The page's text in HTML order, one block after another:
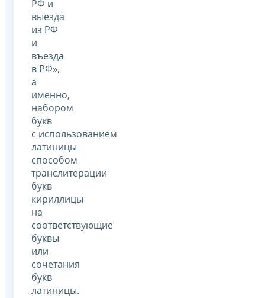
РФ и
выезда
из РФ
и
въезда
в РФ»,
а
именно,
набором
букв
с использованием
латиницы
способом
транслитерации
букв
кириллицы
на
соответствующие
буквы
или
сочетания
букв
латиницы.